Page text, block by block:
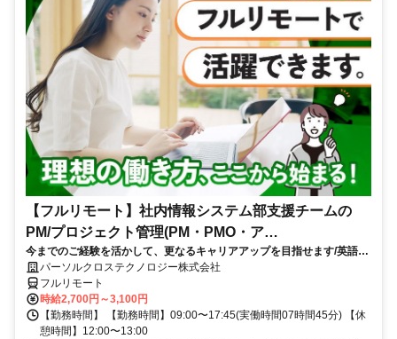
【フルリモート】社内情報システム部支援チームの
PM/プロジェクト管理(PM・PMO・ア
シ)_N260774362
今までのご経験を活かして、更なるキャリアアップを目指せます/英語活
かせる/大手通信会社勤務/フルリモートワーク/10月スタート
パーソルクロステクノロジー株式会社
フルリモート
時給2,700円～3,100円
【勤務時間】 【勤務時間】09:00〜17:45(実働時間07時間45分) 【休
憩時間】12:00〜13:00